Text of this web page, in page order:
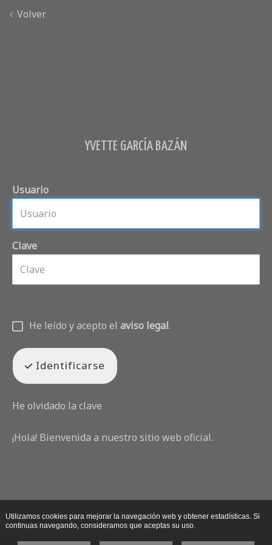
Volver
YVETTE GARCÍA BAZÁN
Usuario
Clave
He leído y acepto el aviso legal.
Identificarse
He olvidado la clave
¡Hola! Bienvenida a nuestro sitio web oficial.
Utilizamos cookies para mejorar la navegación web y obtener estadísticas. Si
continuas navegando, consideramos que aceptas su uso.